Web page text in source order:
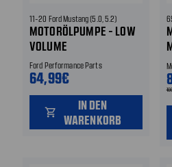
11-20 Ford Mustang (5.0, 5.2)
MOTORÖLPUMPE - LOW
VOLUME
Ford Performance Parts
64,99€
shopping_cart
IN DEN
WARENKORB